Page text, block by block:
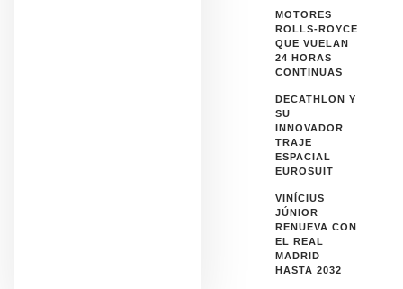
MOTORES
ROLLS-ROYCE
QUE VUELAN
24 HORAS
CONTINUAS
DECATHLON Y
SU
INNOVADOR
TRAJE
ESPACIAL
EUROSUIT
VINÍCIUS
JÚNIOR
RENUEVA CON
EL REAL
MADRID
HASTA 2032